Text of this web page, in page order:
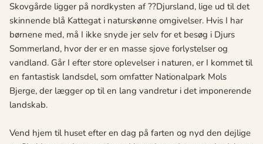
Skovgårde ligger på nordkysten af ??Djursland, lige ud til det
skinnende blå Kattegat i naturskønne omgivelser. Hvis I har
børnene med, må I ikke snyde jer selv for et besøg i Djurs
Sommerland, hvor der er en masse sjove forlystelser og
vandland. Går I efter store oplevelser i naturen, er I kommet til
en fantastisk landsdel, som omfatter Nationalpark Mols
Bjerge, der lægger op til en lang vandretur i det imponerende
landskab.
Vend hjem til huset efter en dag på farten og nyd den dejlige